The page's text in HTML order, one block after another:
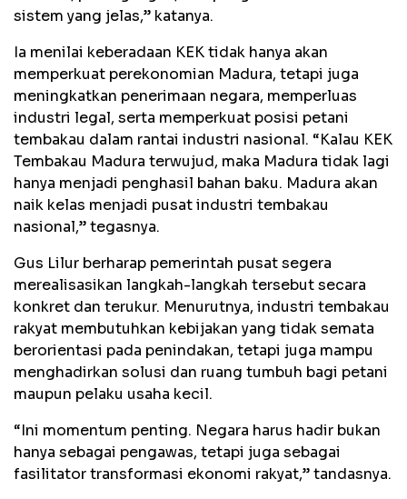
sistem yang jelas,” katanya.
Ia menilai keberadaan KEK tidak hanya akan
memperkuat perekonomian Madura, tetapi juga
meningkatkan penerimaan negara, memperluas
industri legal, serta memperkuat posisi petani
tembakau dalam rantai industri nasional. “Kalau KEK
Tembakau Madura terwujud, maka Madura tidak lagi
hanya menjadi penghasil bahan baku. Madura akan
naik kelas menjadi pusat industri tembakau
nasional,” tegasnya.
Gus Lilur berharap pemerintah pusat segera
merealisasikan langkah-langkah tersebut secara
konkret dan terukur. Menurutnya, industri tembakau
rakyat membutuhkan kebijakan yang tidak semata
berorientasi pada penindakan, tetapi juga mampu
menghadirkan solusi dan ruang tumbuh bagi petani
maupun pelaku usaha kecil.
“Ini momentum penting. Negara harus hadir bukan
hanya sebagai pengawas, tetapi juga sebagai
fasilitator transformasi ekonomi rakyat,” tandasnya.